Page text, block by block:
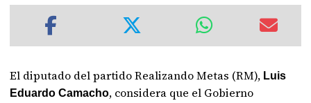
El diputado del partido Realizando Metas (RM), Luis
Eduardo Camacho, considera que el Gobierno